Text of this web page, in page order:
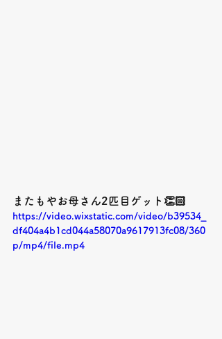
またもやお母さん2匹目ゲット👏🏻
https://video.wixstatic.com/video/b39534_
df404a4b1cd044a58070a9617913fc08/360
p/mp4/file.mp4